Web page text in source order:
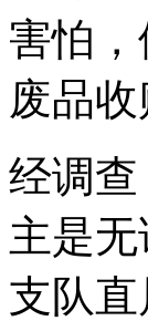
害怕
废品收
经调
主是
支队